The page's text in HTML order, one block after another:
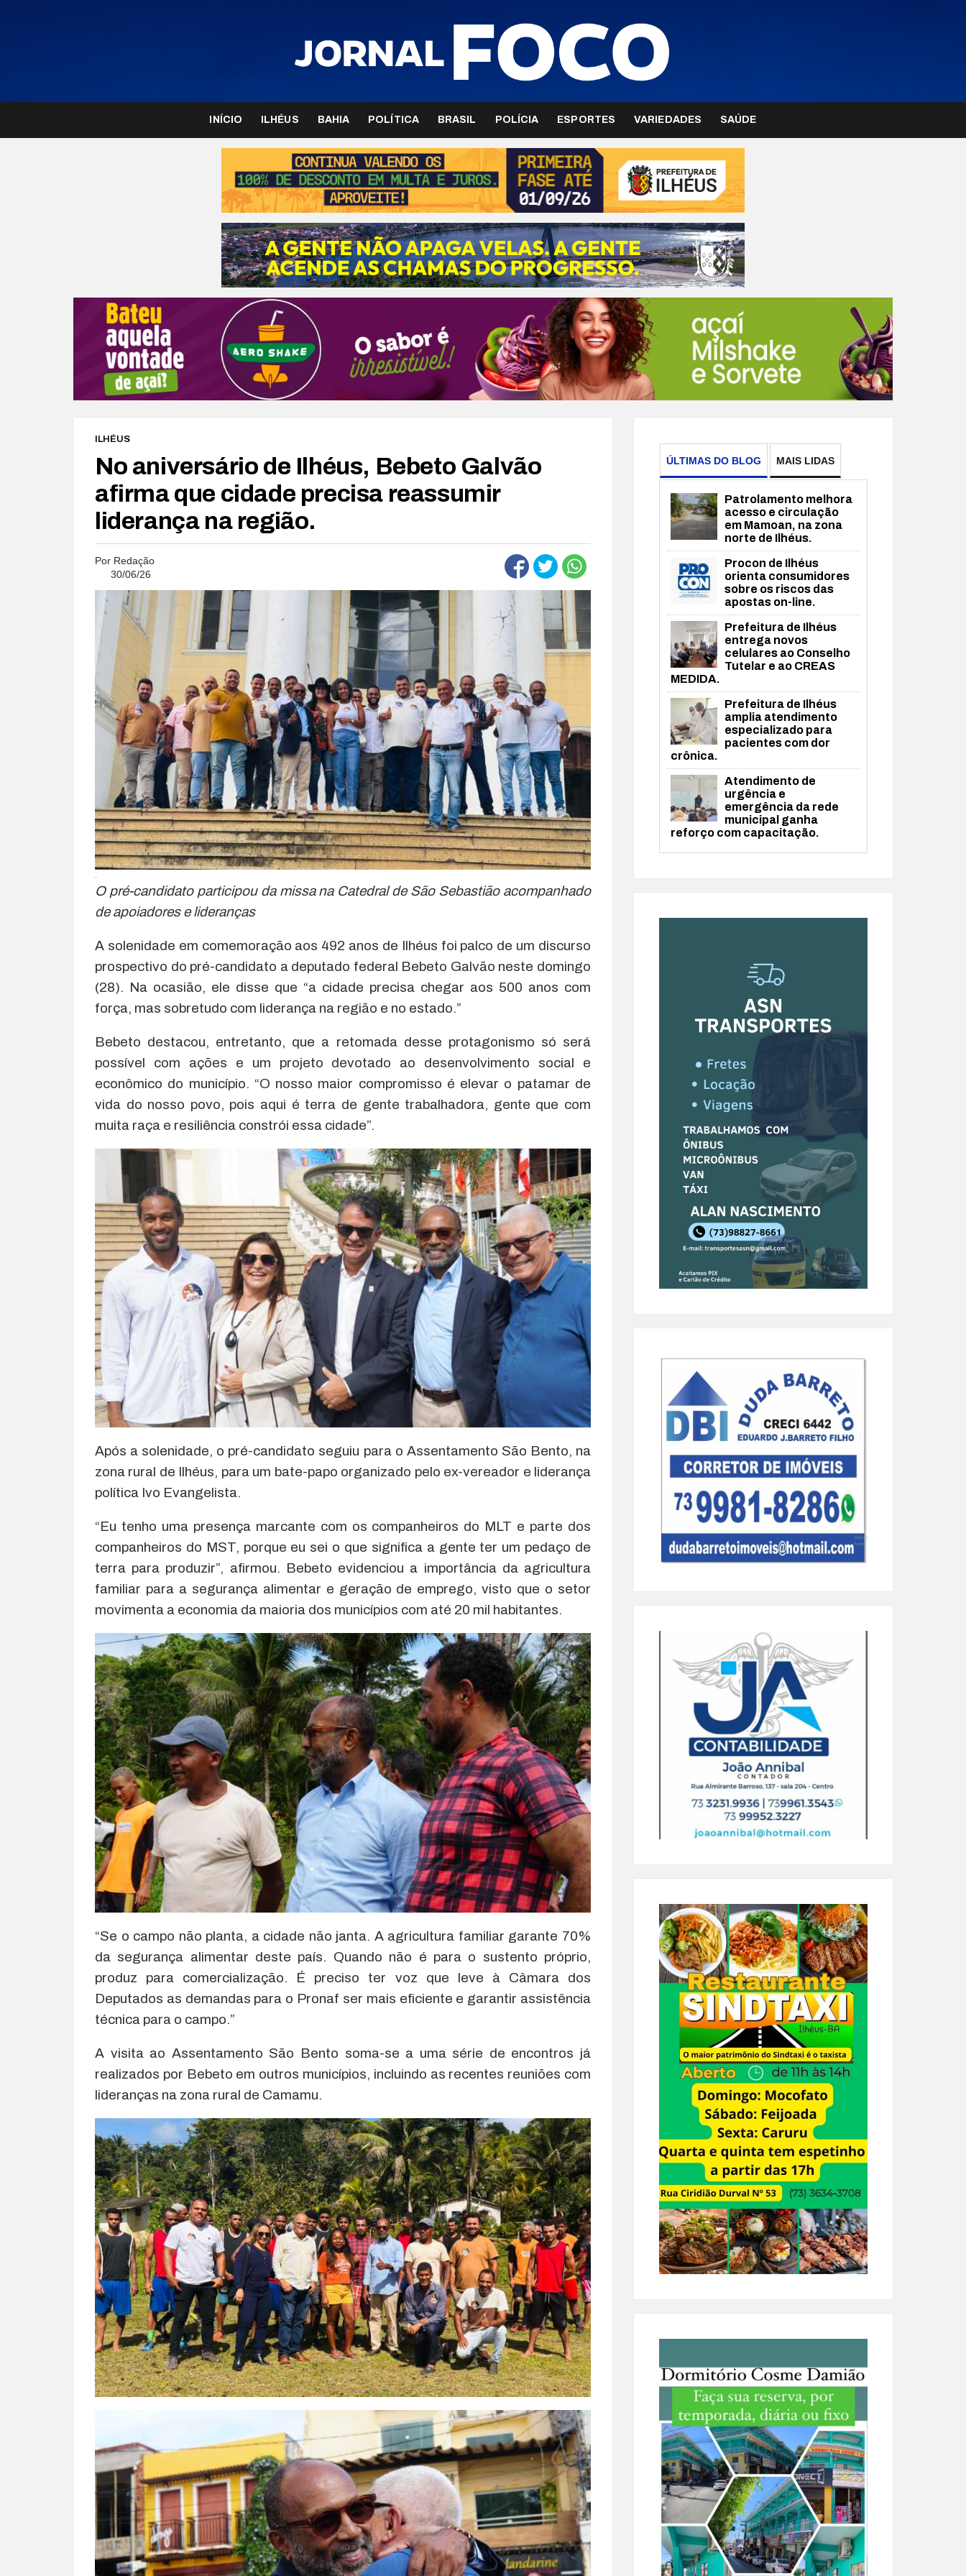
INÍCIO ILHÉUS BAHIA POLÍTICA BRASIL POLÍCIA ESPORTES VARIEDADES SAÚDE
ILHÉUS
No aniversário de Ilhéus, Bebeto Galvão
afirma que cidade precisa reassumir
liderança na região.
Por Redação
30/06/26
O pré-candidato participou da missa na Catedral de São Sebastião acompanhado
de apoiadores e lideranças
A solenidade em comemoração aos 492 anos de Ilhéus foi palco de um discurso
prospectivo do pré-candidato a deputado federal Bebeto Galvão neste domingo
(28). Na ocasião, ele disse que “a cidade precisa chegar aos 500 anos com
força, mas sobretudo com liderança na região e no estado.”
Bebeto destacou, entretanto, que a retomada desse protagonismo só será
possível com ações e um projeto devotado ao desenvolvimento social e
econômico do município. “O nosso maior compromisso é elevar o patamar de
vida do nosso povo, pois aqui é terra de gente trabalhadora, gente que com
muita raça e resiliência constrói essa cidade”.
Após a solenidade, o pré-candidato seguiu para o Assentamento São Bento, na
zona rural de Ilhéus, para um bate-papo organizado pelo ex-vereador e liderança
política Ivo Evangelista.
“Eu tenho uma presença marcante com os companheiros do MLT e parte dos
companheiros do MST, porque eu sei o que significa a gente ter um pedaço de
terra para produzir”, afirmou. Bebeto evidenciou a importância da agricultura
familiar para a segurança alimentar e geração de emprego, visto que o setor
movimenta a economia da maioria dos municípios com até 20 mil habitantes.
“Se o campo não planta, a cidade não janta. A agricultura familiar garante 70%
da segurança alimentar deste país. Quando não é para o sustento próprio,
produz para comercialização. É preciso ter voz que leve à Câmara dos
Deputados as demandas para o Pronaf ser mais eficiente e garantir assistência
técnica para o campo.”
A visita ao Assentamento São Bento soma-se a uma série de encontros já
realizados por Bebeto em outros municípios, incluindo as recentes reuniões com
lideranças na zona rural de Camamu.
ÚLTIMAS DO BLOG MAIS LIDAS
Patrolamento melhora
acesso e circulação
em Mamoan, na zona
norte de Ilhéus.
Procon de Ilhéus
orienta consumidores
sobre os riscos das
apostas on-line.
Prefeitura de Ilhéus
entrega novos
celulares ao Conselho
Tutelar e ao CREAS
MEDIDA.
Prefeitura de Ilhéus
amplia atendimento
especializado para
pacientes com dor
crônica.
Atendimento de
urgência e
emergência da rede
municipal ganha
reforço com capacitação.